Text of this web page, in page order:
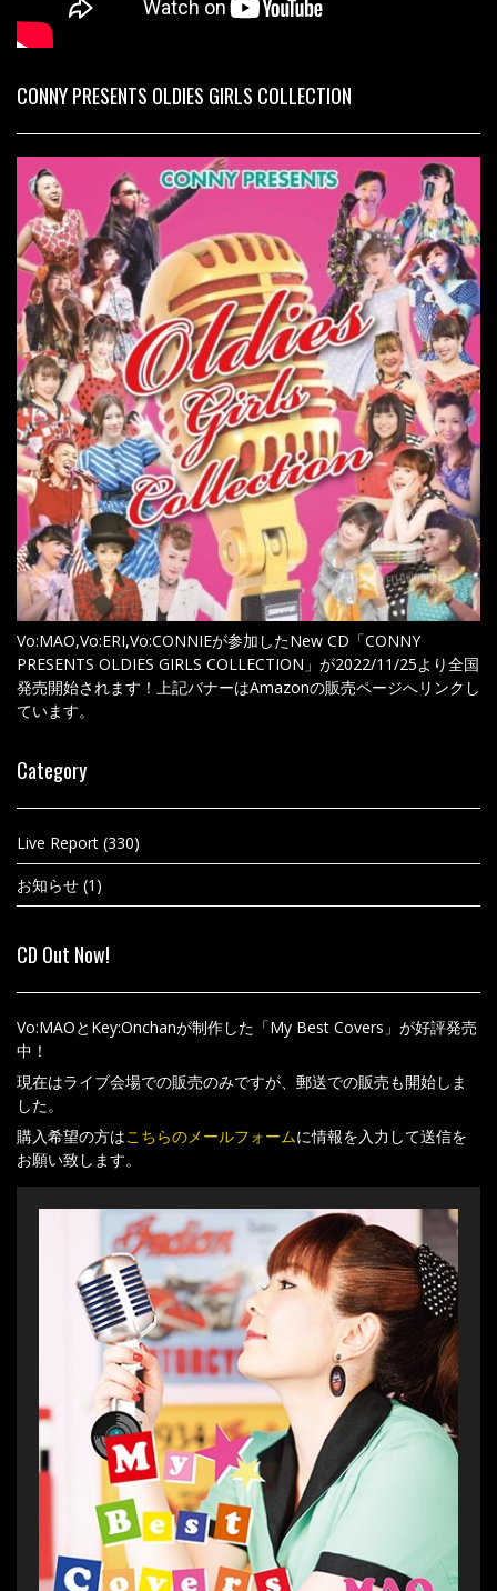
CONNY PRESENTS OLDIES GIRLS COLLECTION
Vo:MAO,Vo:ERI,Vo:CONNIEが参加したNew CD「CONNY
PRESENTS OLDIES GIRLS COLLECTION」が2022/11/25より全国
発売開始されます！上記バナーはAmazonの販売ページへリンクし
ています。
Category
Live Report (330)
お知らせ (1)
CD Out Now!
Vo:MAOとKey:Onchanが制作した「My Best Covers」が好評発売
中！
現在はライブ会場での販売のみですが、郵送での販売も開始しま
した。
購入希望の方はこちらのメールフォームに情報を入力して送信を
お願い致します。